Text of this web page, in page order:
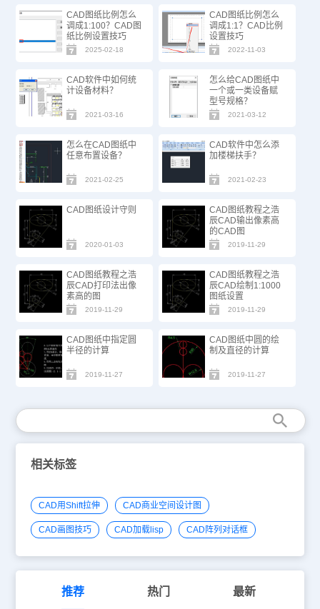
CAD图纸比例怎么
调成1:100？CAD图
纸比例设置技巧
2025-02-18
CAD图纸比例怎么
调成1:1？CAD比例
设置技巧
2022-11-03
CAD软件中如何统
计设备材料？
2021-03-16
怎么给CAD图纸中
一个或一类设备赋
型号规格？
2021-03-12
怎么在CAD图纸中
任意布置设备？
2021-02-25
CAD软件中怎么添
加楼梯扶手？
2021-02-23
CAD图纸设计守则
2020-01-03
CAD图纸教程之浩
辰CAD输出像素高
的CAD图
2019-11-29
CAD图纸教程之浩
辰CAD打印法出像
素高的图
2019-11-29
CAD图纸教程之浩
辰CAD绘制1:1000
图纸设置
2019-11-29
CAD图纸中指定圆
半径的计算
2019-11-27
CAD图纸中圆的绘
制及直径的计算
2019-11-27
相关标签
CAD用Shift拉伸 CAD商业空间设计图
CAD画图技巧 CAD加载lisp CAD阵列对话框
推荐 热门 最新